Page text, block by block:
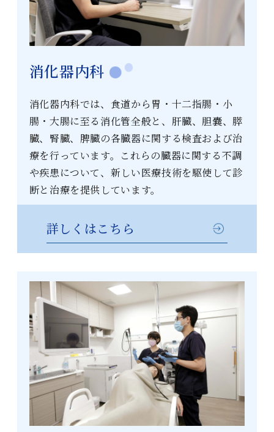
消化器内科
消化器内科では、食道から胃・十二指腸・小
腸・大腸に至る消化管全般と、肝臓、胆嚢、膵
臓、腎臓、脾臓の各臓器に関する検査および治
療を行っています。これらの臓器に関する不調
や疾患について、新しい医療技術を駆使して診
断と治療を提供しています。
詳しくはこちら